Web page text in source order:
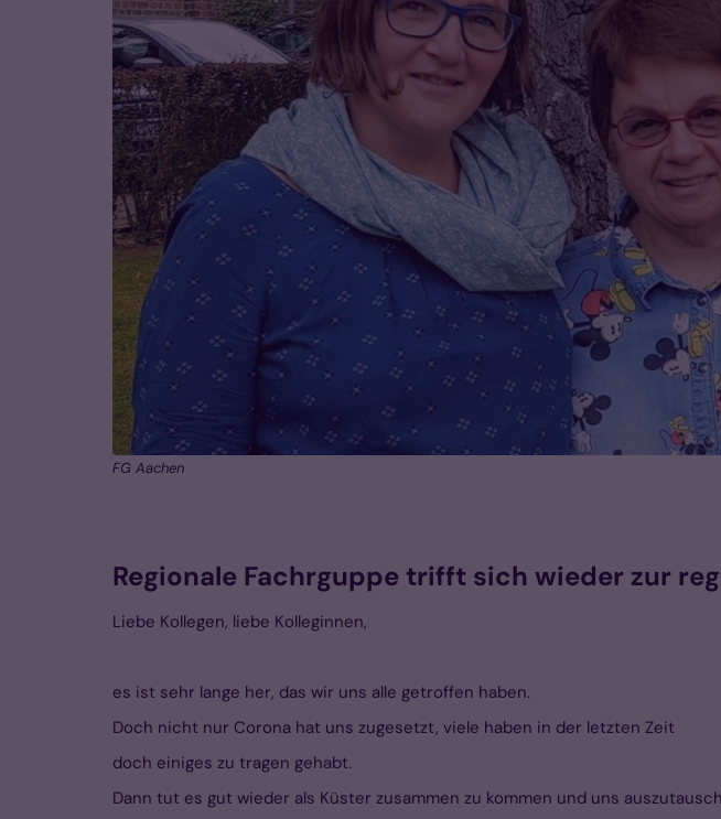
FG Aachen
Regionale Fachrguppe trifft sich wieder zur
Liebe Kollegen, liebe Kolleginnen,
es ist sehr lange her, das wir uns alle getroffen haben.
Doch nicht nur Corona hat uns zugesetzt, viele haben in der letzten Zeit
doch einiges zu tragen gehabt.
Dann tut es gut wieder als Küster zusammen zu kommen und uns